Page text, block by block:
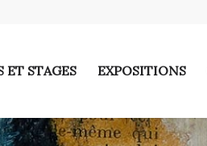
ET STAGES EXPOSITIONS